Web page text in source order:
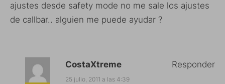
ajustes desde safety mode no me sale los ajustes
de callbar.. alguien me puede ayudar ?
CostaXtreme
25 julio, 2011 a las 4:39
Responder